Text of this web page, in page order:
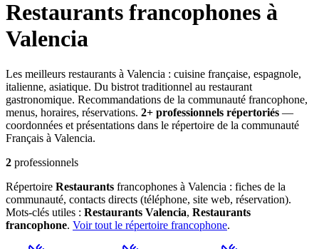
Restaurants francophones à
Valencia
Les meilleurs restaurants à Valencia : cuisine française, espagnole,
italienne, asiatique. Du bistrot traditionnel au restaurant
gastronomique. Recommandations de la communauté francophone,
menus, horaires, réservations. 2+ professionnels répertoriés —
coordonnées et présentations dans le répertoire de la communauté
Français à Valencia.
2 professionnels
Répertoire Restaurants francophones à Valencia : fiches de la
communauté, contacts directs (téléphone, site web, réservation).
Mots-clés utiles : Restaurants Valencia, Restaurants
francophone. Voir tout le répertoire francophone.